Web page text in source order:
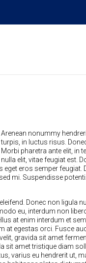
Arenean nonummy
turpis, in luctus risus.
Morbi pharetra ante elit, in
nulla elit, vitae feugiat est.
eget eros semper
mi. Suspendisse
Donec non ligula
eu, interdum non
at enim interdum et
at egestas orci. Fusce
gravida sit amet
sit amet tristique diam
varius eu hendrerit ut,